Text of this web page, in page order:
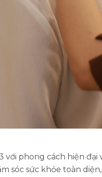
với phong cách hiện
sóc sức khỏe toàn